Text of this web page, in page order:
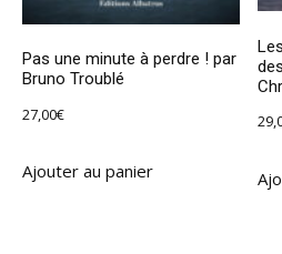
Pas une minute à perdre ! par
Bruno Troublé
27,00€
Ajouter au panier